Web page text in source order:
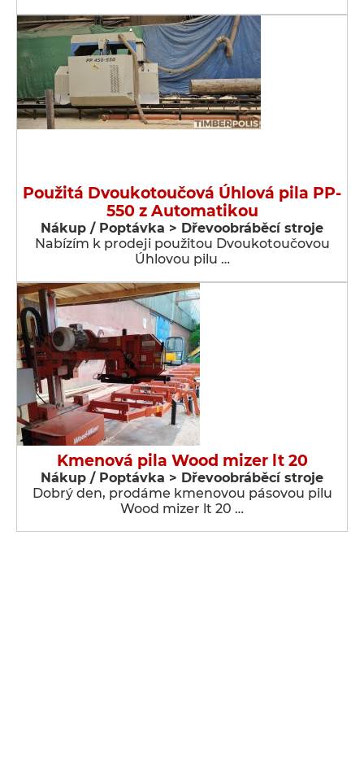
Použitá Dvoukotoučová Úhlová pila PP-
550 z Automatikou
Nákup / Poptávka > Dřevoobráběcí stroje
Nabízím k prodeji použitou Dvoukotoučovou
Úhlovou pilu …
Kmenová pila Wood mizer lt 20
Nákup / Poptávka > Dřevoobráběcí stroje
Dobrý den, prodáme kmenovou pásovou pilu
Wood mizer lt 20 …